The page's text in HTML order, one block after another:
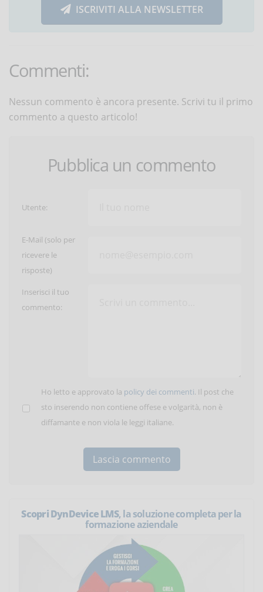
ISCRIVITI ALLA NEWSLETTER
Commenti:
Nessun commento è ancora presente. Scrivi tu il primo
commento a questo articolo!
Pubblica un commento
Utente:
E-Mail (solo per
ricevere le
risposte)
Inserisci il tuo
commento:
Ho letto e approvato la policy dei commenti. Il post che
sto inserendo non contiene offese e volgarità, non è
diffamante e non viola le leggi italiane.
Scopri DynDevice LMS, la soluzione completa per la
formazione aziendale